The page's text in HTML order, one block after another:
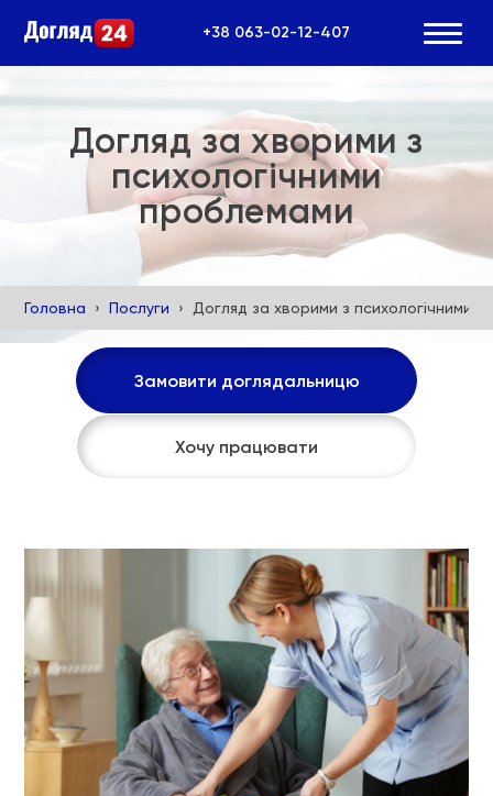
+38 063-02-12-407
Догляд за хворими з
психологічними
проблемами
Головна Послуги Догляд за хворими з психологічними
Замовити доглядальницю
Хочу працювати